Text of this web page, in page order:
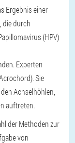
Ergebnis einer
die durch
(HPV)
Experten
Sie
Achselhöhlen,
auftreten.
der Methoden zur
von